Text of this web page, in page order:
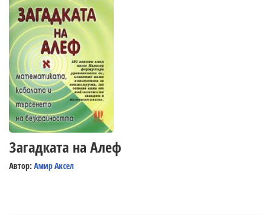
Загадката на Алеф
Автор: Амир Аксел